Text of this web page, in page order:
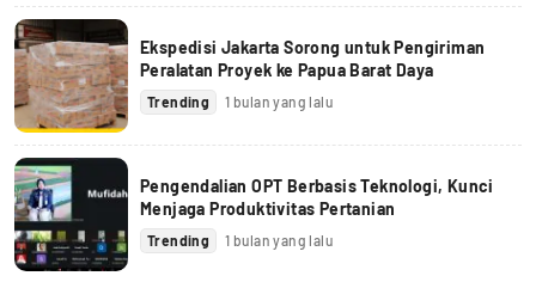
Ekspedisi Jakarta Sorong untuk Pengiriman
Peralatan Proyek ke Papua Barat Daya
Trending 1 bulan yang lalu
Pengendalian OPT Berbasis Teknologi, Kunci
Menjaga Produktivitas Pertanian
Trending 1 bulan yang lalu